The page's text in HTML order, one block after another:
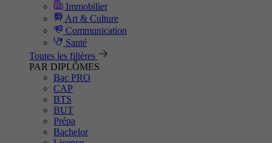
Immobilier
Art & Culture
Communication
Santé
Toutes les filières
PAR DIPLÔMES
Bac PRO
CAP
BTS
BUT
Prépa
Bachelor